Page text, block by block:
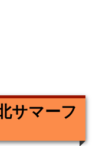
サマーフ